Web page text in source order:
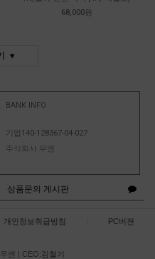
68,000원
BANK INFO
기업140-128367-04-027
주식회사 무엔
상품문의 게시판
개인정보취급방침 PC버젼
엔 | CEO:김철기